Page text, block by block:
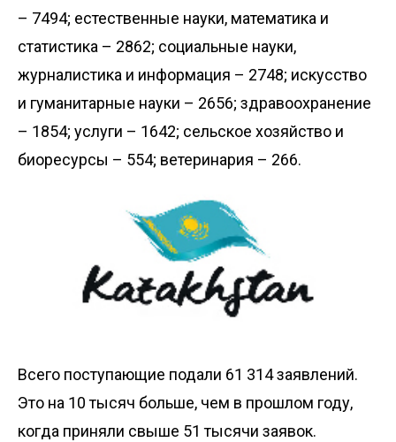
– 7494; естественные науки, математика и
статистика – 2862; социальные науки,
журналистика и информация – 2748; искусство
и гуманитарные науки – 2656; здравоохранение
– 1854; услуги – 1642; сельское хозяйство и
биоресурсы – 554; ветеринария – 266.
Всего поступающие подали 61 314 заявлений.
Это на 10 тысяч больше, чем в прошлом году,
когда приняли свыше 51 тысячи заявок.